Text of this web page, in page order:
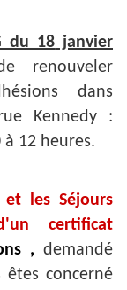
du 18 janvier
renouveler
dans
Kennedy :
à 12 heures.
les Séjours
certificat
,demandé
êtes concerné